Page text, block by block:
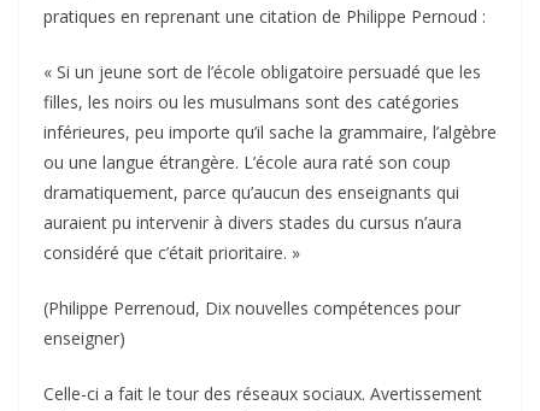
pratiques en reprenant une citation de Philippe Pernoud :
« Si un jeune sort de l’école obligatoire persuadé que les
filles, les noirs ou les musulmans sont des catégories
inférieures, peu importe qu’il sache la grammaire, l’algèbre
ou une langue étrangère. L’école aura raté son coup
dramatiquement, parce qu’aucun des enseignants qui
auraient pu intervenir à divers stades du cursus n’aura
considéré que c’était prioritaire. »
(Philippe Perrenoud, Dix nouvelles compétences pour
enseigner)
Celle-ci a fait le tour des réseaux sociaux. Avertissement